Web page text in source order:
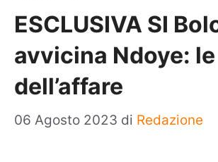
ESCLUSIVA SI
avvicina Ndoye:
dell’affare
06 Agosto 2023 di Redazione